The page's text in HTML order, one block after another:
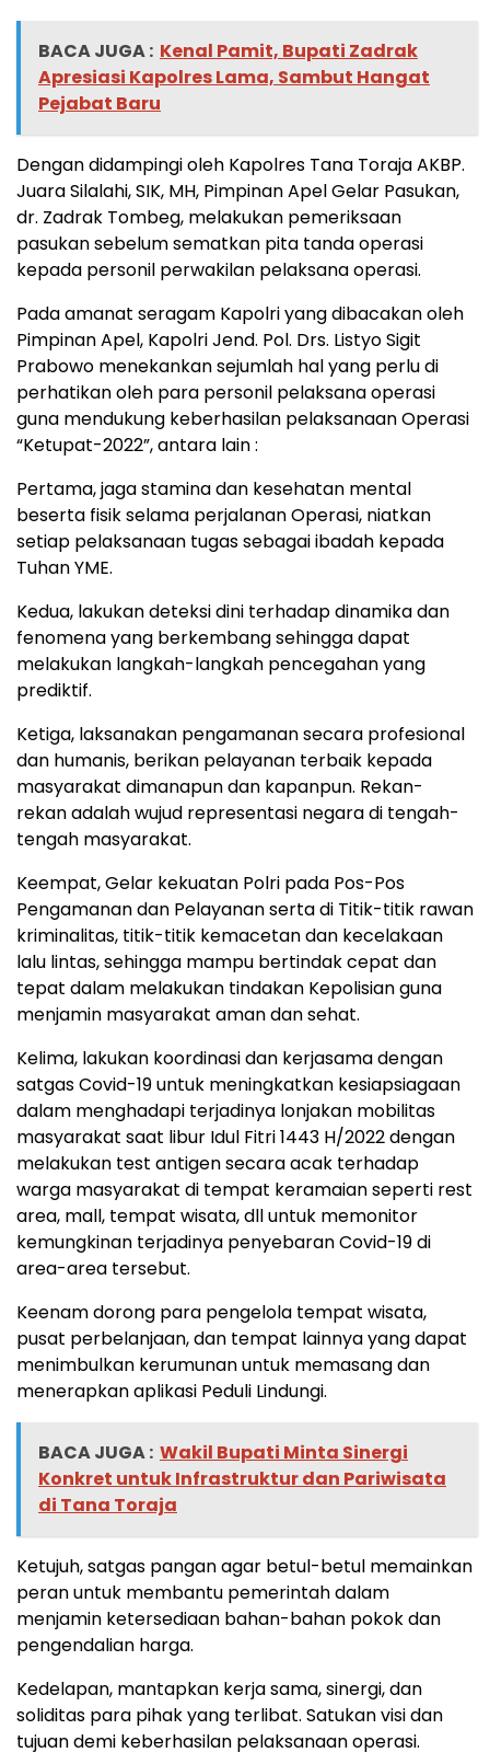
BACA JUGA : Kenal Pamit, Bupati Zadrak
Apresiasi Kapolres Lama, Sambut Hangat
Pejabat Baru
Dengan didampingi oleh Kapolres Tana Toraja AKBP.
Juara Silalahi, SIK, MH, Pimpinan Apel Gelar Pasukan,
dr. Zadrak Tombeg, melakukan pemeriksaan
pasukan sebelum sematkan pita tanda operasi
kepada personil perwakilan pelaksana operasi.
Pada amanat seragam Kapolri yang dibacakan oleh
Pimpinan Apel, Kapolri Jend. Pol. Drs. Listyo Sigit
Prabowo menekankan sejumlah hal yang perlu di
perhatikan oleh para personil pelaksana operasi
guna mendukung keberhasilan pelaksanaan Operasi
“Ketupat-2022”, antara lain :
Pertama, jaga stamina dan kesehatan mental
beserta fisik selama perjalanan Operasi, niatkan
setiap pelaksanaan tugas sebagai ibadah kepada
Tuhan YME.
Kedua, lakukan deteksi dini terhadap dinamika dan
fenomena yang berkembang sehingga dapat
melakukan langkah-langkah pencegahan yang
prediktif.
Ketiga, laksanakan pengamanan secara profesional
dan humanis, berikan pelayanan terbaik kepada
masyarakat dimanapun dan kapanpun. Rekan-
rekan adalah wujud representasi negara di tengah-
tengah masyarakat.
Keempat, Gelar kekuatan Polri pada Pos-Pos
Pengamanan dan Pelayanan serta di Titik-titik rawan
kriminalitas, titik-titik kemacetan dan kecelakaan
lalu lintas, sehingga mampu bertindak cepat dan
tepat dalam melakukan tindakan Kepolisian guna
menjamin masyarakat aman dan sehat.
Kelima, lakukan koordinasi dan kerjasama dengan
satgas Covid-19 untuk meningkatkan kesiapsiagaan
dalam menghadapi terjadinya lonjakan mobilitas
masyarakat saat libur Idul Fitri 1443 H/2022 dengan
melakukan test antigen secara acak terhadap
warga masyarakat di tempat keramaian seperti rest
area, mall, tempat wisata, dll untuk memonitor
kemungkinan terjadinya penyebaran Covid-19 di
area-area tersebut.
Keenam dorong para pengelola tempat wisata,
pusat perbelanjaan, dan tempat lainnya yang dapat
menimbulkan kerumunan untuk memasang dan
menerapkan aplikasi Peduli Lindungi.
BACA JUGA : Wakil Bupati Minta Sinergi
Konkret untuk Infrastruktur dan Pariwisata
di Tana Toraja
Ketujuh, satgas pangan agar betul-betul memainkan
peran untuk membantu pemerintah dalam
menjamin ketersediaan bahan-bahan pokok dan
pengendalian harga.
Kedelapan, mantapkan kerja sama, sinergi, dan
soliditas para pihak yang terlibat. Satukan visi dan
tujuan demi keberhasilan pelaksanaan operasi.